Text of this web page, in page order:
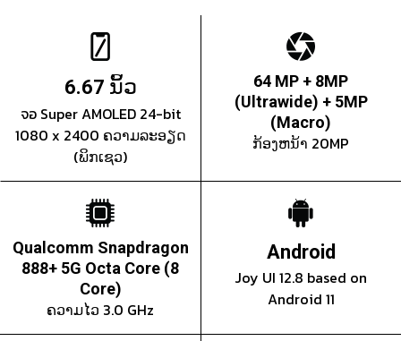
6.67 ນິ້ວ
จอ Super AMOLED 24-bit
1080 x 2400 ຄວາມລະອຽດ
(ພິກເຊວ)
64 MP + 8MP
(Ultrawide) + 5MP
(Macro)
ກ້ອງຫນ້າ 20MP
Qualcomm Snapdragon
888+ 5G Octa Core (8
Core)
ຄວາມໄວ 3.0 GHz
Android
Joy UI 12.8 based on
Android 11